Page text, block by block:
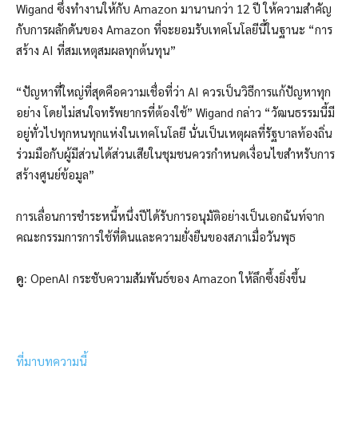
Wigand ซึ่งทำงานให้กับ Amazon มานานกว่า 12 ปี ให้ความสำคัญ
กับการผลักดันของ Amazon ที่จะยอมรับเทคโนโลยีนี้ในฐานะ “การ
สร้าง AI ที่สมเหตุสมผลทุกต้นทุน”
“ปัญหาที่ใหญ่ที่สุดคือความเชื่อที่ว่า AI ควรเป็นวิธีการแก้ปัญหาทุก
อย่าง โดยไม่สนใจทรัพยากรที่ต้องใช้” Wigand กล่าว “วัฒนธรรมนี้มี
อยู่ทั่วไปทุกหนทุกแห่งในเทคโนโลยี นั่นเป็นเหตุผลที่รัฐบาลท้องถิ่น
ร่วมมือกับผู้มีส่วนได้ส่วนเสียในชุมชนควรกำหนดเงื่อนไขสำหรับการ
สร้างศูนย์ข้อมูล”
การเลื่อนการชำระหนี้หนึ่งปีได้รับการอนุมัติอย่างเป็นเอกฉันท์จาก
คณะกรรมการการใช้ที่ดินและความยั่งยืนของสภาเมื่อวันพุธ
ดู: OpenAI กระชับความสัมพันธ์ของ Amazon ให้ลึกซึ้งยิ่งขึ้น
ที่มาบทความนี้